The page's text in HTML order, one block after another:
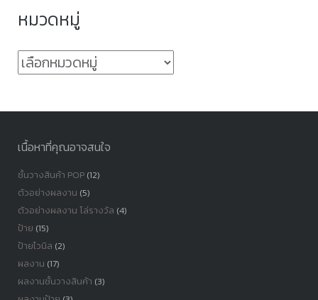
หมวดหมู่
หมวด
เนื้อหาที่คุณอาจสนใจ
ชั้นวางสินค้า POP(12)
ตัวอย่างผลงาน (5)
ตัวอย่างผลงาน โล่รางวัล (4)
ป้าย (15)
ป้ายไวนิล (2)
ผลงาน (17)
ผลงานชั้นวางสินค้า (3)